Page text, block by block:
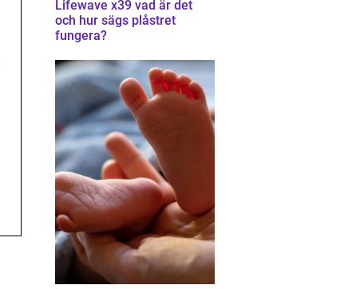
Lifewave x39 vad är det
och hur sägs plåstret
fungera?